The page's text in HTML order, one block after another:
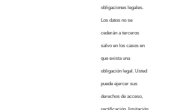
obligaciones legales.
Los datos no se
cederán a terceros
salvo en los casos en
que exista una
obligación legal. Usted
puede ejercer sus
derechos de acceso,